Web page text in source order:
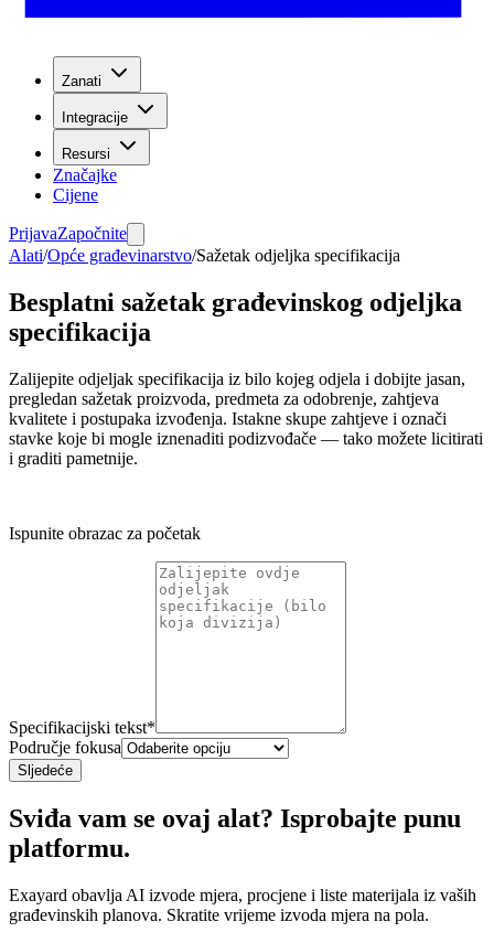
Zanati
Integracije
Resursi
Značajke
Cijene
PrijavaZapočnite
Alati/Opće građevinarstvo/Sažetak odjeljka specifikacija
Besplatni sažetak građevinskog odjeljka
specifikacija
Zalijepite odjeljak specifikacija iz bilo kojeg odjela i dobijte jasan,
pregledan sažetak proizvoda, predmeta za odobrenje, zahtjeva
kvalitete i postupaka izvođenja. Istakne skupe zahtjeve i označi
stavke koje bi mogle iznenaditi podizvođače — tako možete licitirati
i graditi pametnije.
Ispunite obrazac za početak
Specifikacijski tekst*
Područje fokusa
Sljedeće
Sviđa vam se ovaj alat? Isprobajte punu
platformu.
Exayard obavlja AI izvode mjera, procjene i liste materijala iz vaših
građevinskih planova. Skratite vrijeme izvoda mjera na pola.